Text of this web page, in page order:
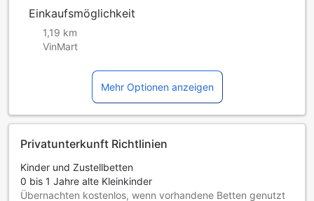
Einkaufsmöglichkeit
1,19 km
VinMart
Mehr Optionen anzeigen
Privatunterkunft Richtlinien
Kinder und Zustellbetten
0 bis 1 Jahre alte Kleinkinder
Übernachten kostenlos, wenn vorhandene Betten genutzt